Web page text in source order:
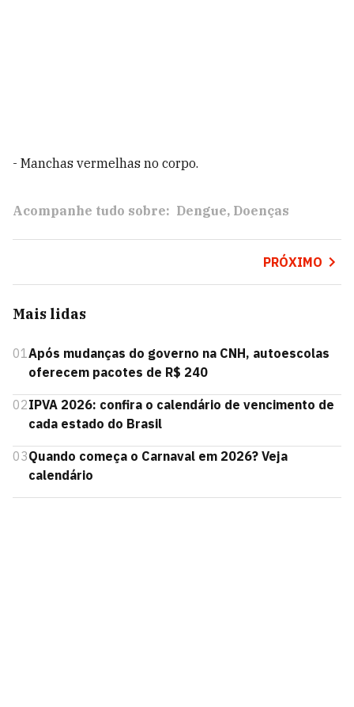
- Manchas vermelhas no corpo.
Acompanhe tudo sobre: Dengue Doenças
PRÓXIMO
Mais lidas
01Após mudanças do governo na CNH, autoescolas
oferecem pacotes de R$ 240
02IPVA 2026: confira o calendário de vencimento de
cada estado do Brasil
03Quando começa o Carnaval em 2026? Veja
calendário